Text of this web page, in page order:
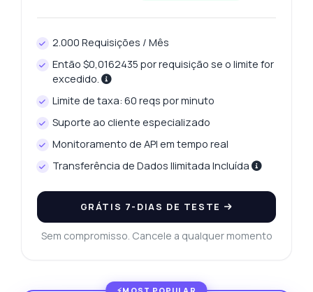
2.000 Requisições / Mês
Então $0,0162435 por requisição se o limite for
excedido.
Limite de taxa: 60 reqs por minuto
Suporte ao cliente especializado
Monitoramento de API em tempo real
Transferência de Dados Ilimitada Incluída
GRÁTIS 7-DIAS DE TESTE
Sem compromisso. Cancele a qualquer momento